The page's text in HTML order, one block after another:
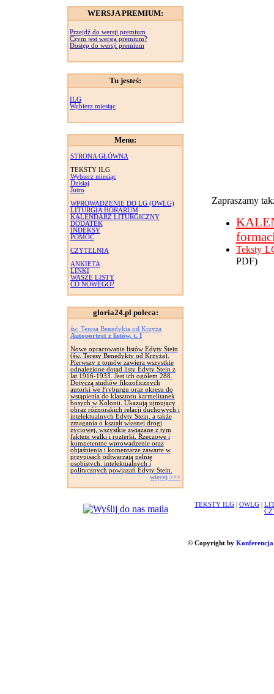
WERSJA PREMIUM:
Przejdź do wersji premium
Czym jest wersja premium?
Dostęp do wersji premium
Tu jesteś:
ILG
Wybierz miesiąc
Menu:
STRONA GŁÓWNA
TEKSTY ILG
Wybierz miesiąc
Dzisiaj
Jutro
WPROWADZENIE DO LG (OWLG)
LITURGIA HORARUM
KALENDARZ LITURGICZNY
DODATEK
INDEKSY
POMOC
CZYTELNIA
ANKIETA
LINKI
WASZE LISTY
CO NOWEGO?
gloria24.pl poleca:
św. Teresa Benedykta od Krzyża
Autoportret z listów, t. I
Nowe opracowanie listów Edyty Stein
(św. Teresy Benedykty od Krzyża).
Pierwszy z tomów zawiera wszystkie
odnalezione dotąd listy Edyty Stein z
lat 1916-1933. Jest ich ogółem 288.
Dotyczą studiów filozoficznych
autorki we Fryburgu oraz okresu do
wstąpienia do klasztoru karmelitanek
bosych w Kolonii. Ukazują ujmujący
obraz różnorakich relacji duchowych i
intelektualnych Edyty Stein, a także
zmagania o kształt własnej drogi
życiowej, wszystkie związane z tym
faktem walki i rozterki. Rzeczowe i
kompetentne wprowadzenie oraz
objaśnienia i komentarze zawarte w
przypisach odtwarzają pełnię
osobistych, intelektualnych i
politycznych powiązań Edyty Stein.
więcej >>>
Zapraszamy
Teksty
PDF)
TEKSTY ILG OWLG
© Copyright by Konferencja